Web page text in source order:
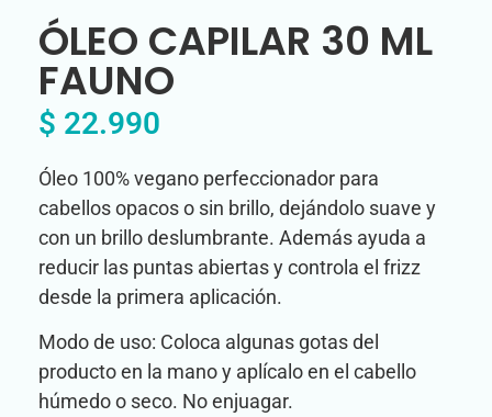
ÓLEO CAPILAR 30 ML
FAUNO
$ 22.990
Óleo 100% vegano perfeccionador para
cabellos opacos o sin brillo, dejándolo suave y
con un brillo deslumbrante. Además ayuda a
reducir las puntas abiertas y controla el frizz
desde la primera aplicación.
Modo de uso: Coloca algunas gotas del
producto en la mano y aplícalo en el cabello
húmedo o seco. No enjuagar.